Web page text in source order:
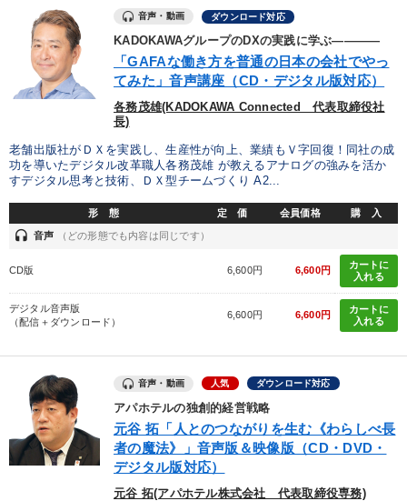
音声・動画 ダウンロード対応
KADOKAWAグループのDXの実践に学ぶ――――
「GAFAな働き方を普通の日本の会社でやっ
てみた」音声講座（CD・デジタル版対応）
各務茂雄(KADOKAWA Connected 代表取締役社
長)
老舗出版社がＤＸを実践し、生産性が向上、業績もＶ字回復！同社の成
功を導いたデジタル改革職人各務茂雄 が教えるアナログの強みを活か
すデジタル思考と技術、ＤＸ型チームづくり A2...
形 態 定 価 会員価格 購 入
headset 音声 （どの形態でも内容は同じです）
CD版 6,600円 6,600円
カートに
入れる
デジタル音声版
（配信＋ダウンロード）
6,600円 6,600円
カートに
入れる
音声・動画 人気 ダウンロード対応
アパホテルの独創的経営戦略
元谷 拓「人とのつながりを生む《わらしべ長
者の魔法》」音声版＆映像版（CD・DVD・
デジタル版対応）
元谷 拓(アパホテル株式会社 代表取締役専務)